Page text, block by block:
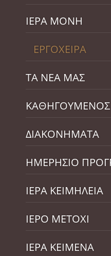
ΙΕΡΑ ΜΟΝΗ
ΕΡΓΟΧΕΙΡΑ
ΤΑ ΝΕΑ ΜΑΣ
ΔΙΑΚΟΝΗΜΑΤΑ
ΗΜΕΡΗΣΙΟ
ΙΕΡΑ ΚΕΙΜΗΛΕΙΑ
ΙΕΡΟ ΜΕΤΟΧΙ
ΙΕΡΑ ΚΕΙΜΕΝΑ